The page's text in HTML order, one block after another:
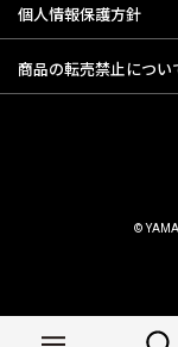
個人情報保護方針
商品の転売禁止につい
©